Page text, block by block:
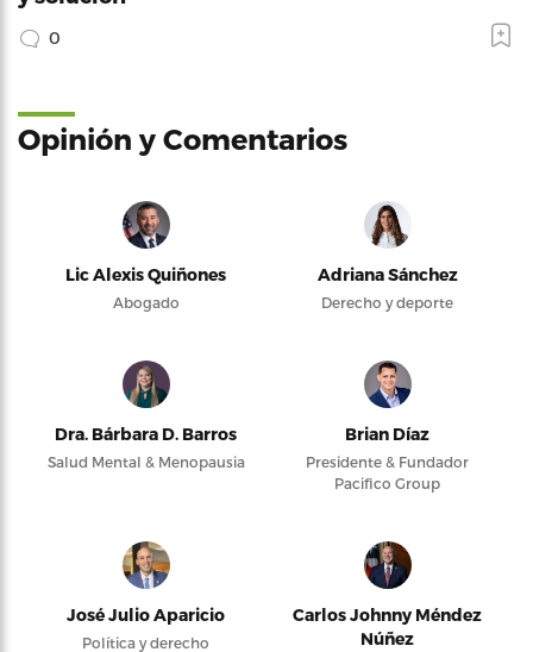
0
Opinión y Comentarios
Lic Alexis Quiñones
Abogado
Adriana Sánchez
Derecho y deporte
Dra. Bárbara D. Barros
Salud Mental & Menopausia
Brian Díaz
Presidente & Fundador
Pacifico Group
José Julio Aparicio
Política y derecho
Carlos Johnny Méndez
Núñez